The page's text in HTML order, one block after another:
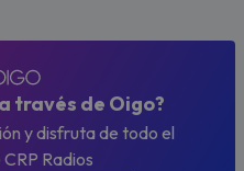
través de Oigo?
y disfruta de todo el
Radios